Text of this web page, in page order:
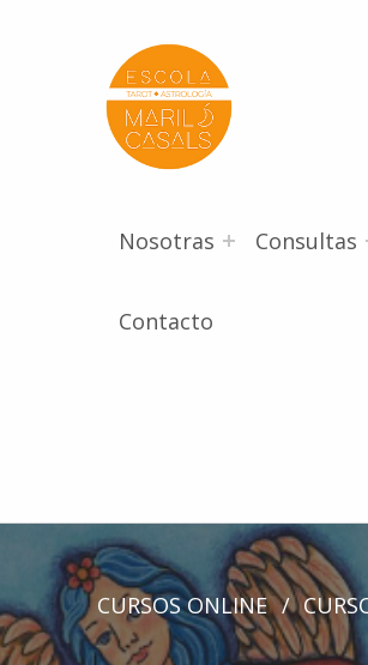
Nosotras Consultas
Contacto
CURSOS ONLINE /